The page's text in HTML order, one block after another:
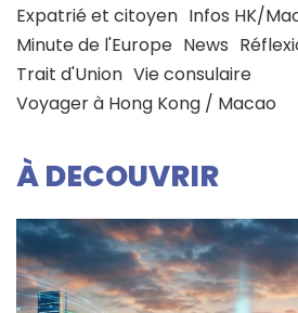
Expatrié et citoyen Infos HK/
Minute de l'Europe News
Trait d'Union Vie consulaire
Voyager à Hong Kong / Macao
À DECOUVRIR